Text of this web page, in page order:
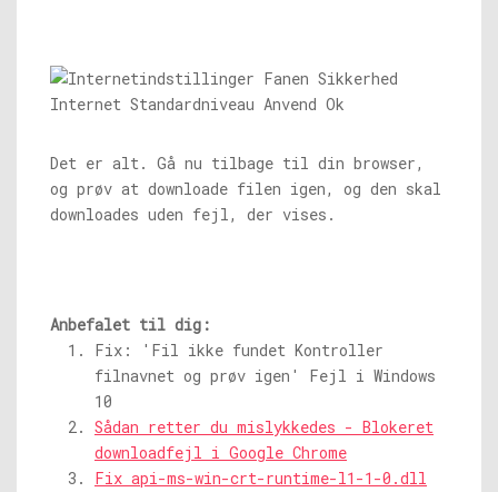
Det er alt. Gå nu tilbage til din browser,
og prøv at downloade filen igen, og den skal
downloades uden fejl, der vises.
Anbefalet til dig:
Fix: 'Fil ikke fundet Kontroller
filnavnet og prøv igen' Fejl i Windows
10
Sådan retter du mislykkedes - Blokeret
downloadfejl i Google Chrome
Fix api-ms-win-crt-runtime-l1-1-0.dll